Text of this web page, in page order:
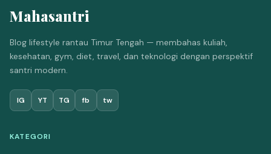
Mahasantri
Blog lifestyle rantau Timur Tengah — membahas kuliah,
kesehatan, gym, diet, travel, dan teknologi dengan perspektif
santri modern.
IG YT TG fb tw
KATEGORI